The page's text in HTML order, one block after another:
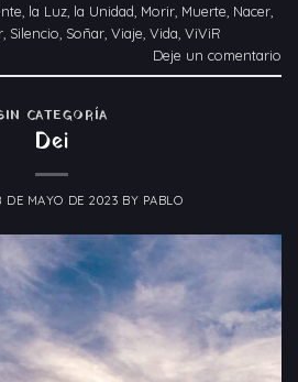
, la Luz, la Unidad, Morir, Muerte, Nacer,
, Silencio, Soñar, Viaje, Vida, ViViR
Deje un comentario
CATEGORÍA
Dei
DE MAYO DE 2023 BY PABLO